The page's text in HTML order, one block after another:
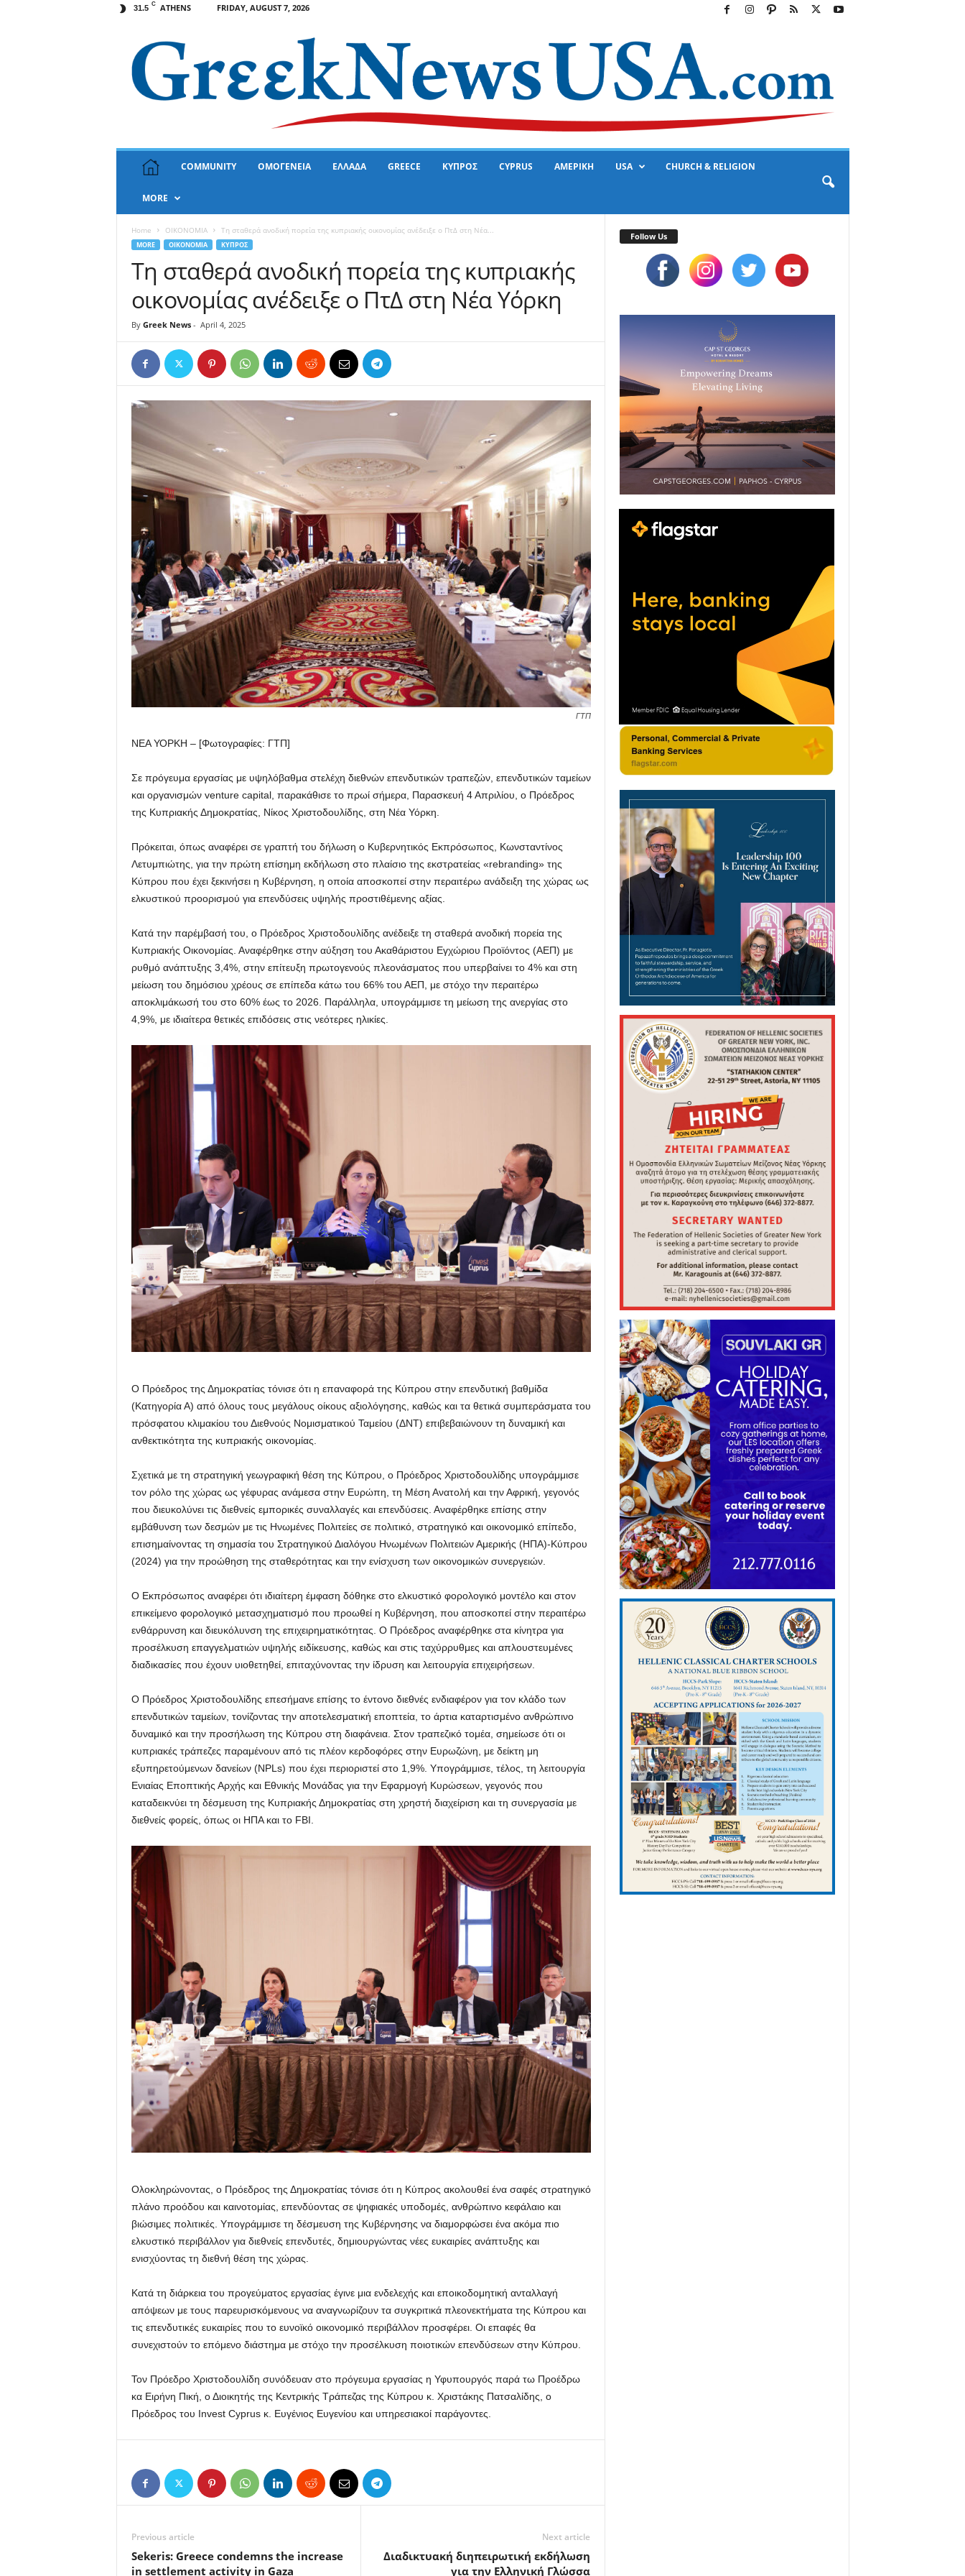
31.5 C ATHENS FRIDAY, AUGUST 7, 2026
k
COMMUNITY ΟΜΟΓΕΝΕΙΑ ΕΛΛΑΔΑ GREECE ΚΥΠΡΟΣ CYPRUS ΑΜΕΡΙΚΗ USA CHURCH & RELIGION
MORE
Home OIKONOMIA Τη σταθερά ανοδική πορεία της κυπριακής οικονομίας ανέδειξε ο ΠτΔ στη Νέα...
MORE OIKONOMIA ΚΥΠΡΟΣ
Τη σταθερά ανοδική πορεία της κυπριακής
οικονομίας ανέδειξε ο ΠτΔ στη Νέα Υόρκη
By Greek News- April 4, 2025
ΓΤΠ
ΝΕΑ ΥΟΡΚΗ – [Φωτογραφίες: ΓΤΠ]
Σε πρόγευμα εργασίας με υψηλόβαθμα στελέχη διεθνών επενδυτικών τραπεζών, επενδυτικών ταμείων
και οργανισμών venture capital, παρακάθισε το πρωί σήμερα, Παρασκευή 4 Απριλίου, ο Πρόεδρος
της Κυπριακής Δημοκρατίας, Νίκος Χριστοδουλίδης, στη Νέα Υόρκη.
Πρόκειται, όπως αναφέρει σε γραπτή του δήλωση ο Κυβερνητικός Εκπρόσωπος, Κωνσταντίνος
Λετυμπιώτης, για την πρώτη επίσημη εκδήλωση στο πλαίσιο της εκστρατείας «rebranding» της
Κύπρου που έχει ξεκινήσει η Κυβέρνηση, η οποία αποσκοπεί στην περαιτέρω ανάδειξη της χώρας ως
ελκυστικού προορισμού για επενδύσεις υψηλής προστιθέμενης αξίας.
Κατά την παρέμβασή του, ο Πρόεδρος Χριστοδουλίδης ανέδειξε τη σταθερά ανοδική πορεία της
Κυπριακής Οικονομίας. Αναφέρθηκε στην αύξηση του Ακαθάριστου Εγχώριου Προϊόντος (ΑΕΠ) με
ρυθμό ανάπτυξης 3,4%, στην επίτευξη πρωτογενούς πλεονάσματος που υπερβαίνει το 4% και στη
μείωση του δημόσιου χρέους σε επίπεδα κάτω του 66% του ΑΕΠ, με στόχο την περαιτέρω
αποκλιμάκωσή του στο 60% έως το 2026. Παράλληλα, υπογράμμισε τη μείωση της ανεργίας στο
4,9%, με ιδιαίτερα θετικές επιδόσεις στις νεότερες ηλικίες.
Ο Πρόεδρος της Δημοκρατίας τόνισε ότι η επαναφορά της Κύπρου στην επενδυτική βαθμίδα
(Κατηγορία Α) από όλους τους μεγάλους οίκους αξιολόγησης, καθώς και τα θετικά συμπεράσματα του
πρόσφατου κλιμακίου του Διεθνούς Νομισματικού Ταμείου (ΔΝΤ) επιβεβαιώνουν τη δυναμική και
ανθεκτικότητα της κυπριακής οικονομίας.
Σχετικά με τη στρατηγική γεωγραφική θέση της Κύπρου, ο Πρόεδρος Χριστοδουλίδης υπογράμμισε
τον ρόλο της χώρας ως γέφυρας ανάμεσα στην Ευρώπη, τη Μέση Ανατολή και την Αφρική, γεγονός
που διευκολύνει τις διεθνείς εμπορικές συναλλαγές και επενδύσεις. Αναφέρθηκε επίσης στην
εμβάθυνση των δεσμών με τις Ηνωμένες Πολιτείες σε πολιτικό, στρατηγικό και οικονομικό επίπεδο,
επισημαίνοντας τη σημασία του Στρατηγικού Διαλόγου Ηνωμένων Πολιτειών Αμερικής (ΗΠΑ)-Κύπρου
(2024) για την προώθηση της σταθερότητας και την ενίσχυση των οικονομικών συνεργειών.
Ο Εκπρόσωπος αναφέρει ότι ιδιαίτερη έμφαση δόθηκε στο ελκυστικό φορολογικό μοντέλο και στον
επικείμενο φορολογικό μετασχηματισμό που προωθεί η Κυβέρνηση, που αποσκοπεί στην περαιτέρω
ενθάρρυνση και διευκόλυνση της επιχειρηματικότητας. Ο Πρόεδρος αναφέρθηκε στα κίνητρα για
προσέλκυση επαγγελματιών υψηλής ειδίκευσης, καθώς και στις ταχύρρυθμες και απλουστευμένες
διαδικασίες που έχουν υιοθετηθεί, επιταχύνοντας την ίδρυση και λειτουργία επιχειρήσεων.
Ο Πρόεδρος Χριστοδουλίδης επεσήμανε επίσης το έντονο διεθνές ενδιαφέρον για τον κλάδο των
επενδυτικών ταμείων, τονίζοντας την αποτελεσματική εποπτεία, το άρτια καταρτισμένο ανθρώπινο
δυναμικό και την προσήλωση της Κύπρου στη διαφάνεια. Στον τραπεζικό τομέα, σημείωσε ότι οι
κυπριακές τράπεζες παραμένουν από τις πλέον κερδοφόρες στην Ευρωζώνη, με δείκτη μη
εξυπηρετούμενων δανείων (NPLs) που έχει περιοριστεί στο 1,9%. Υπογράμμισε, τέλος, τη λειτουργία
Ενιαίας Εποπτικής Αρχής και Εθνικής Μονάδας για την Εφαρμογή Κυρώσεων, γεγονός που
καταδεικνύει τη δέσμευση της Κυπριακής Δημοκρατίας στη χρηστή διαχείριση και τη συνεργασία με
διεθνείς φορείς, όπως οι ΗΠΑ και το FBI.
Ολοκληρώνοντας, ο Πρόεδρος της Δημοκρατίας τόνισε ότι η Κύπρος ακολουθεί ένα σαφές στρατηγικό
πλάνο προόδου και καινοτομίας, επενδύοντας σε ψηφιακές υποδομές, ανθρώπινο κεφάλαιο και
βιώσιμες πολιτικές. Υπογράμμισε τη δέσμευση της Κυβέρνησης να διαμορφώσει ένα ακόμα πιο
ελκυστικό περιβάλλον για διεθνείς επενδυτές, δημιουργώντας νέες ευκαιρίες ανάπτυξης και
ενισχύοντας τη διεθνή θέση της χώρας.
Κατά τη διάρκεια του προγεύματος εργασίας έγινε μια ενδελεχής και εποικοδομητική ανταλλαγή
απόψεων με τους παρευρισκόμενους να αναγνωρίζουν τα συγκριτικά πλεονεκτήματα της Κύπρου και
τις επενδυτικές ευκαιρίες που το ευνοϊκό οικονομικό περιβάλλον προσφέρει. Οι επαφές θα
συνεχιστούν το επόμενο διάστημα με στόχο την προσέλκυση ποιοτικών επενδύσεων στην Κύπρου.
Τον Πρόεδρο Χριστοδουλίδη συνόδευαν στο πρόγευμα εργασίας η Υφυπουργός παρά τω Προέδρω
κα Ειρήνη Πική, ο Διοικητής της Κεντρικής Τράπεζας της Κύπρου κ. Χριστάκης Πατσαλίδης, ο
Πρόεδρος του Invest Cyprus κ. Ευγένιος Ευγενίου και υπηρεσιακοί παράγοντες.
Previous article
Sekeris: Greece condemns the increase
in settlement activity in Gaza
Next article
Διαδικτυακή διηπειρωτική εκδήλωση
για την Ελληνική Γλώσσα
Follow Us